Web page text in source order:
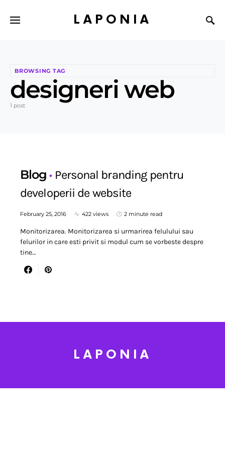
LAPONIA
BROWSING TAG
designeri web
1 post
Blog
Personal branding pentru
developerii de website
February 25, 2016 422 views 2 minute read
Monitorizarea. Monitorizarea si urmarirea felulului sau
felurilor in care esti privit si modul cum se vorbeste despre
tine…
LAPONIA